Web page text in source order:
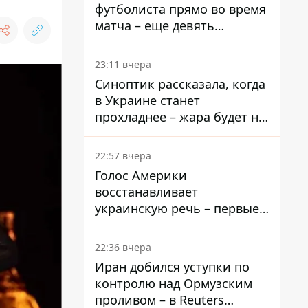
футболиста прямо во время
матча – еще девять
пострадали
23:11 вчера
Синоптик рассказала, когда
в Украине станет
прохладнее – жара будет не
долго
22:57 вчера
Голос Америки
восстанавливает
украинскую речь – первые
эфиры ожидаются на
следующей неделе
22:36 вчера
Иран добился уступки по
контролю над Ормузским
проливом – в Reuters